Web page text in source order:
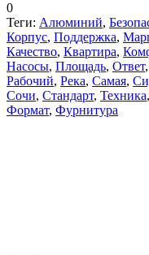
0
Теги: Алюминий,
Корпус, Поддержка,
Качество, Квартира,
Насосы, Площадь, Ответ,
Рабочий, Река, Самая,
Сочи, Стандарт, Техника,
Формат, Фурнитура